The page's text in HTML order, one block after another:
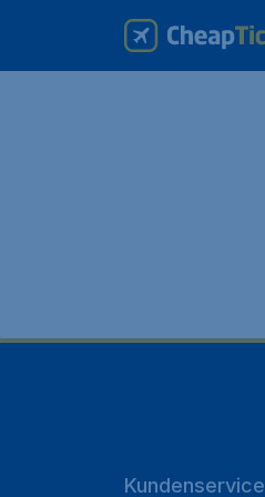
Kundenservice